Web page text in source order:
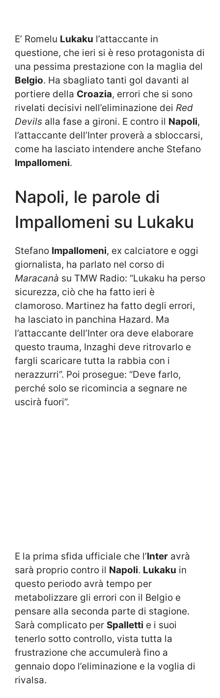
E’ Romelu Lukaku l’attaccante in
questione, che ieri si è reso protagonista di
una pessima prestazione con la maglia del
Belgio. Ha sbagliato tanti gol davanti al
portiere della Croazia, errori che si sono
rivelati decisivi nell’eliminazione dei Red
Devils alla fase a gironi. E contro il Napoli,
l’attaccante dell’Inter proverà a sbloccarsi,
come ha lasciato intendere anche Stefano
Impallomeni.
Napoli, le parole di
Impallomeni su Lukaku
Stefano Impallomeni, ex calciatore e oggi
giornalista, ha parlato nel corso di
Maracanà su TMW Radio: “Lukaku ha perso
sicurezza, ciò che ha fatto ieri è
clamoroso. Martinez ha fatto degli errori,
ha lasciato in panchina Hazard. Ma
l’attaccante dell’Inter ora deve elaborare
questo trauma, Inzaghi deve ritrovarlo e
fargli scaricare tutta la rabbia con i
nerazzurri”. Poi prosegue: “Deve farlo,
perché solo se ricomincia a segnare ne
uscirà fuori”.
E la prima sfida ufficiale che l’Inter avrà
sarà proprio contro il Napoli. Lukaku in
questo periodo avrà tempo per
metabolizzare gli errori con il Belgio e
pensare alla seconda parte di stagione.
Sarà complicato per Spalletti e i suoi
tenerlo sotto controllo, vista tutta la
frustrazione che accumulerà fino a
gennaio dopo l’eliminazione e la voglia di
rivalsa.